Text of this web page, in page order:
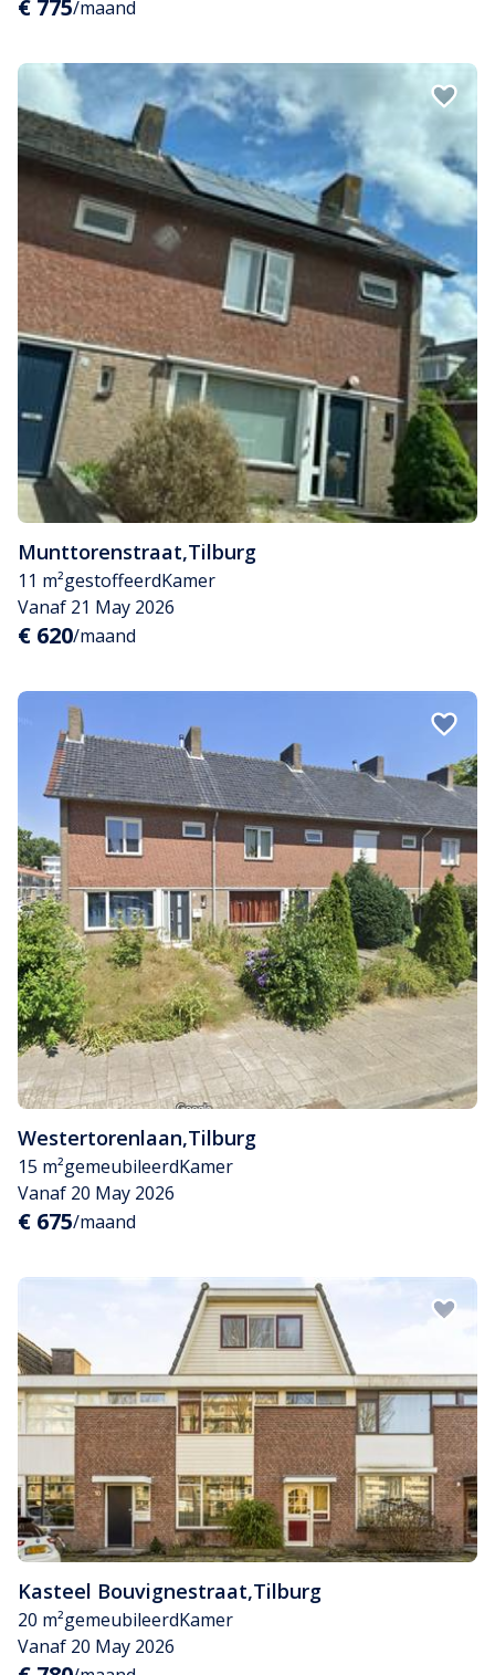
€ 775/maand
Munttorenstraat,Tilburg
11 m²gestoffeerdKamer
Vanaf 21 May 2026
€ 620/maand
Westertorenlaan,Tilburg
15 m²gemeubileerdKamer
Vanaf 20 May 2026
€ 675/maand
Kasteel Bouvignestraat,Tilburg
20 m²gemeubileerdKamer
Vanaf 20 May 2026